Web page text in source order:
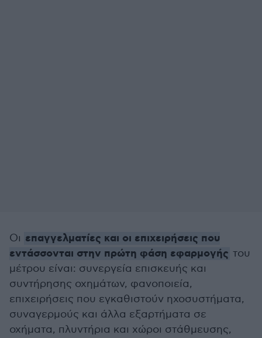
Οι επαγγελματίες και οι επιχειρήσεις που
εντάσσονται στην πρώτη φάση εφαρμογής του
μέτρου είναι: συνεργεία επισκευής και
συντήρησης οχημάτων, φανοποιεία,
επιχειρήσεις που εγκαθιστούν ηχοσυστήματα,
συναγερμούς και άλλα εξαρτήματα σε
οχήματα, πλυντήρια και χώροι στάθμευσης,